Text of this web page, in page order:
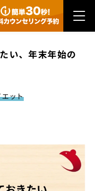
い、年末年始の
エット